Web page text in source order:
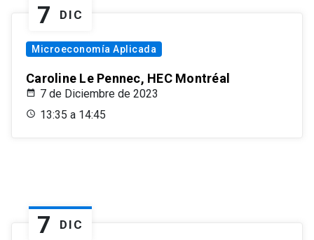
7 DIC
Microeconomía Aplicada
Caroline Le Pennec, HEC Montréal
7 de Diciembre de 2023
13:35 a 14:45
7 DIC